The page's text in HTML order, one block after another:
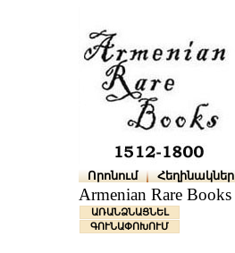
Որոնում Հեղինակներ
Armenian Rare Books
ԱՌԱՆՁՆԱՑՆԵԼ
ԳՈՒՆԱՓՈԽՈՒՄ